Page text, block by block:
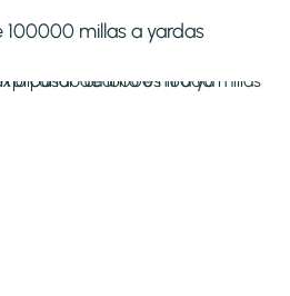
millas a yardas